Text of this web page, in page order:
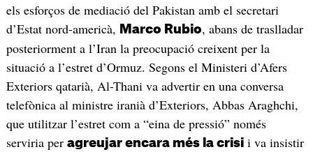
els esforços de mediació del Pakistan amb el secretari
d’Estat nord-americà,
Marco Rubio, abans de traslladar
posteriorment a l’Iran la preocupació creixent per la
situació a l’estret d’Ormuz. Segons el Ministeri d’Afers
Exteriors qatarià, Al-Thani va advertir en una conversa
telefònica al ministre iranià d’Exteriors, Abbas Araghchi,
que utilitzar l’estret com a “eina de pressió” només
serviria per agreujar encara més la crisii va insistir